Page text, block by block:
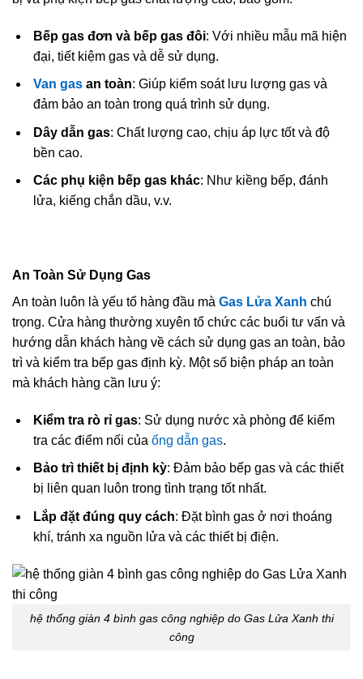
Bếp gas đơn và bếp gas đôi: Với nhiều mẫu mã hiện
đại, tiết kiệm gas và dễ sử dụng.
Van gasan toàn: Giúp kiểm soát lưu lượng gas và
đảm bảo an toàn trong quá trình sử dụng.
Dây dẫn gas: Chất lượng cao, chịu áp lực tốt và độ
bền cao.
Các phụ kiện bếp gas khác: Như kiềng bếp, đánh
lửa, kiếng chắn dầu, v.v.
An Toàn Sử Dụng Gas
An toàn luôn là yếu tố hàng đầu mà Gas Lửa Xanh chú
trọng. Cửa hàng thường xuyên tổ chức các buổi tư vấn và
hướng dẫn khách hàng về cách sử dụng gas an toàn, bảo
trì và kiểm tra bếp gas định kỳ. Một số biện pháp an toàn
mà khách hàng cần lưu ý:
Kiểm tra rò rỉ gas: Sử dụng nước xà phòng để kiểm
tra các điểm nối của ống dẫn gas.
Bảo trì thiết bị định kỳ: Đảm bảo bếp gas và các thiết
bị liên quan luôn trong tình trạng tốt nhất.
Lắp đặt đúng quy cách: Đặt bình gas ở nơi thoáng
khí, tránh xa nguồn lửa và các thiết bị điện.
hệ thống giàn 4 bình gas công nghiệp do Gas Lửa Xanh thi
công